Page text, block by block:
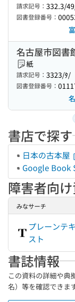
請求記号： 332.3/
図書登録番号：
名古屋市図書
紙
請求記号： 3323/ﾀ/
図書登録番号：
書店で探す
日本の古本屋
Google Book
障害者向
みなサーチ
プレーンテキ
スト
書誌情報
この資料の詳細や典
名）等を確認できま